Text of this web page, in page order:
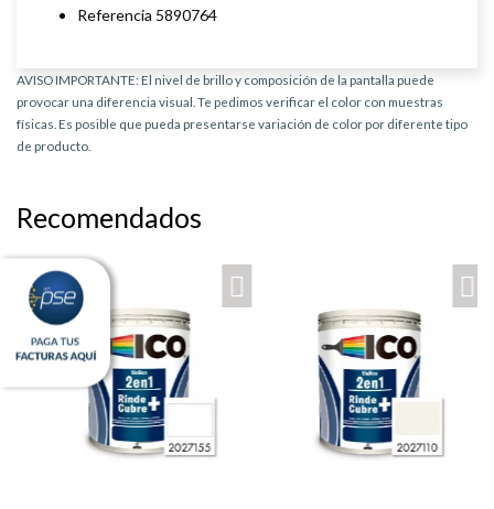
Referencia 5890764
AVISO IMPORTANTE: El nivel de brillo y composición de la pantalla puede
provocar una diferencia visual. Te pedimos verificar el color con muestras
físicas. Es posible que pueda presentarse variación de color por diferente tipo
de producto.
Recomendados